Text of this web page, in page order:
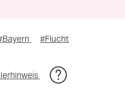
#Flucht